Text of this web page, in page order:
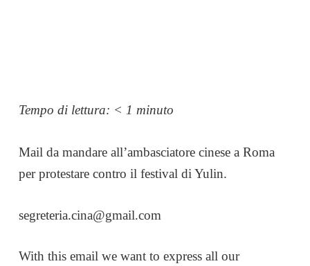
Tempo di lettura: < 1 minuto
Mail da mandare all’ambasciatore cinese a Roma
per protestare contro il festival di Yulin.
segreteria.cina@gmail.com
With this email we want to express all our